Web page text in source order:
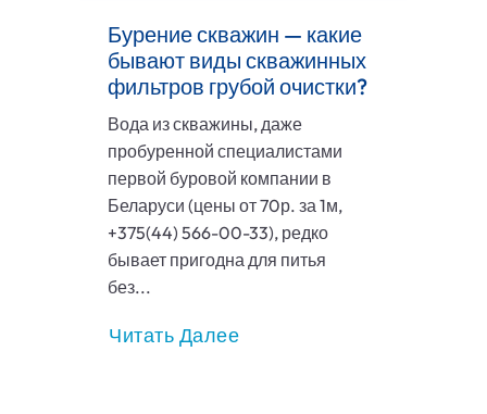
Бурение скважин — какие
бывают виды скважинных
фильтров грубой очистки?
Вода из скважины, даже
пробуренной специалистами
первой буровой компании в
Беларуси (цены от 70р. за 1м,
+375(44) 566-00-33), редко
бывает пригодна для питья
без...
Читать Далее